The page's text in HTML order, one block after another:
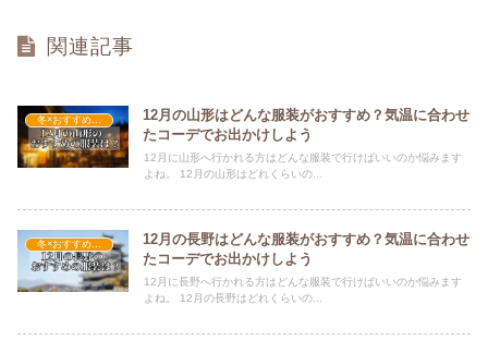
関連記事
12月の山形はどんな服装がおすすめ？気温に合わせ
たコーデでお出かけしよう
12月に山形へ行かれる方はどんな服装で行けばいいのか悩みます
よね。 12月の山形はどれくらいの...
12月の長野はどんな服装がおすすめ？気温に合わせ
たコーデでお出かけしよう
12月に長野へ行かれる方はどんな服装で行けばいいのか悩みます
よね。 12月の長野はどれくらいの...